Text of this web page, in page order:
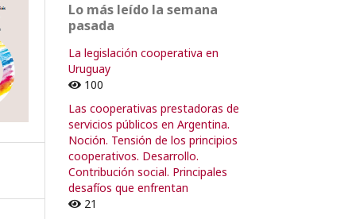
Lo más leído la semana
pasada
La legislación cooperativa en
Uruguay
100
Las cooperativas prestadoras de
servicios públicos en Argentina.
Noción. Tensión de los principios
cooperativos. Desarrollo.
Contribución social. Principales
desafíos que enfrentan
21